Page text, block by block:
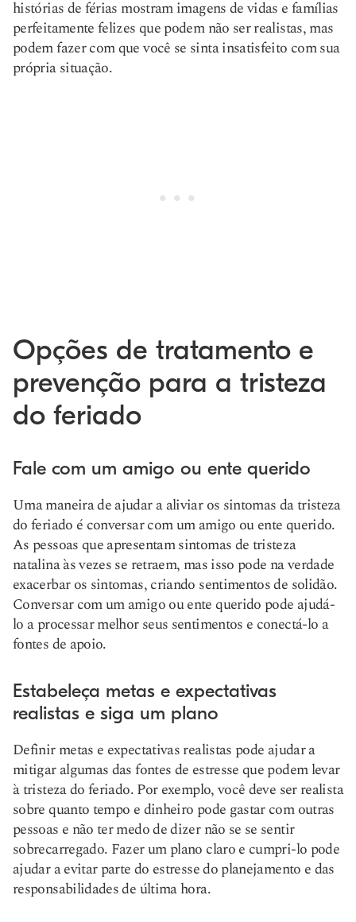
histórias de férias mostram imagens de vidas e famílias
perfeitamente felizes que podem não ser realistas, mas
podem fazer com que você se sinta insatisfeito com sua
própria situação.
Opções de tratamento e
prevenção para a tristeza
do feriado
Fale com um amigo ou ente querido
Uma maneira de ajudar a aliviar os sintomas da tristeza
do feriado é conversar com um amigo ou ente querido.
As pessoas que apresentam sintomas de tristeza
natalina às vezes se retraem, mas isso pode na verdade
exacerbar os sintomas, criando sentimentos de solidão.
Conversar com um amigo ou ente querido pode ajudá-
lo a processar melhor seus sentimentos e conectá-lo a
fontes de apoio.
Estabeleça metas e expectativas
realistas e siga um plano
Definir metas e expectativas realistas pode ajudar a
mitigar algumas das fontes de estresse que podem levar
à tristeza do feriado. Por exemplo, você deve ser realista
sobre quanto tempo e dinheiro pode gastar com outras
pessoas e não ter medo de dizer não se se sentir
sobrecarregado. Fazer um plano claro e cumpri-lo pode
ajudar a evitar parte do estresse do planejamento e das
responsabilidades de última hora.